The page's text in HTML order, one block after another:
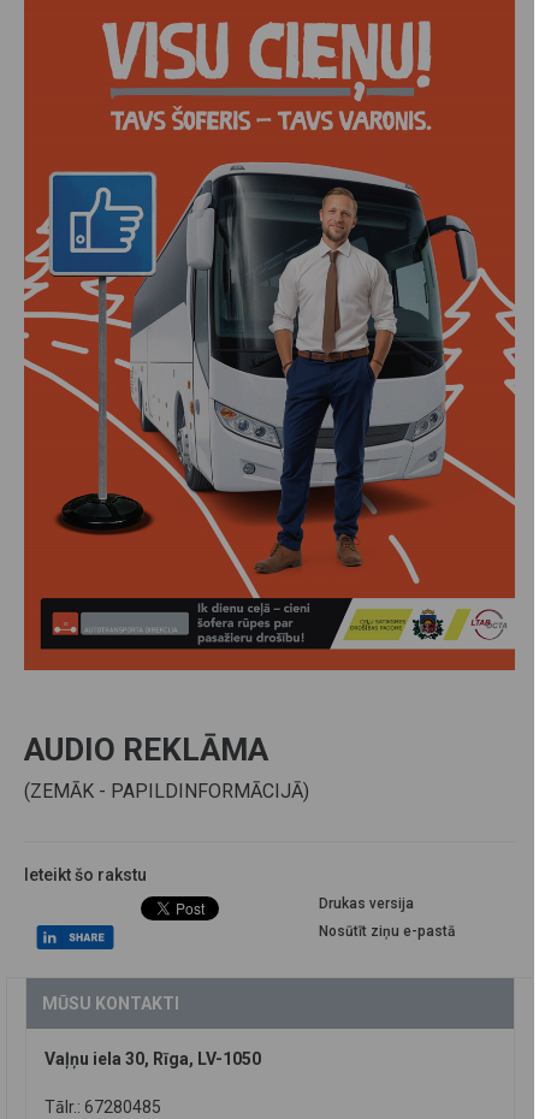
AUDIO REKLĀMA
(ZEMĀK - PAPILDINFORMĀCIJĀ)
Ieteikt šo rakstu
Drukas versija
Nosūtīt ziņu e-pastā
MŪSU KONTAKTI
Vaļņu iela 30, Rīga, LV-1050
Tālr.: 67280485